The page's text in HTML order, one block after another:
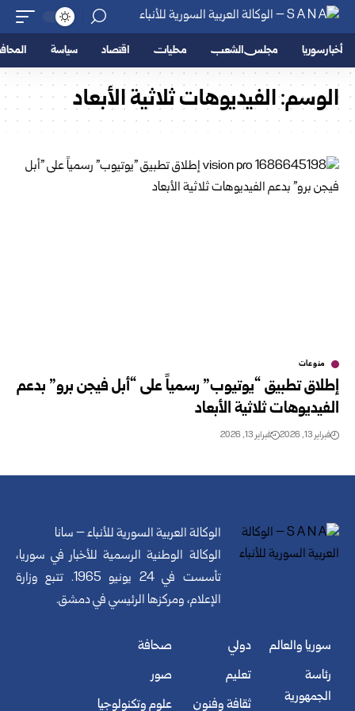
أخبار سوريا مجلس الشعب محليات اقتصاد سياسة
الوسم:الفيديوهات ثلاثية الأبعاد
منوعات
إطلاق تطبيق “يوتيوب” رسمياً على “أبل فيجن برو” بدعم
الفيديوهات ثلاثية الأبعاد
فبراير 13, 2026 فبراير 13, 2026
الوكالة العربية السورية للأنباء – سانا
الوكالة الوطنية الرسمية للأخبار في سوريا،
تأسست في 24 يونيو 1965. تتبع وزارة
الإعلام، ومركزها الرئيسي في دمشق.
سوريا والعالم
رئاسة
الجمهورية
دولي
تعليم
ثقافة وفنون
صحافة
صور
علوم وتكنولوجيا